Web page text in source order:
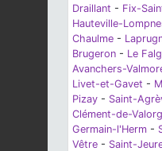
Draillant - Fix-
Hauteville-
Chaulme -
Brugeron - Le
Avanchers-
Livet-et-Gavet -
Pizay - Saint-
Clément-de-
Germain-l'Herm -
Vêtre - Saint-